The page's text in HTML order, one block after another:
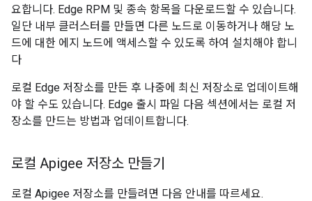
요합니다. Edge RPM 및 종속 항목을 다운로드할 수 있습니다.
일단 내부 클러스터를 만들면 다른 노드로 이동하거나 해당 노
드에 대한 에지 노드에 액세스할 수 있도록 하여 설치해야 합니
다
로컬 Edge 저장소를 만든 후 나중에 최신 저장소로 업데이트해
야 할 수도 있습니다. Edge 출시 파일 다음 섹션에서는 로컬 저
장소를 만드는 방법과 업데이트합니다.
로컬 Apigee 저장소 만들기
로컬 Apigee 저장소를 만들려면 다음 안내를 따르세요.